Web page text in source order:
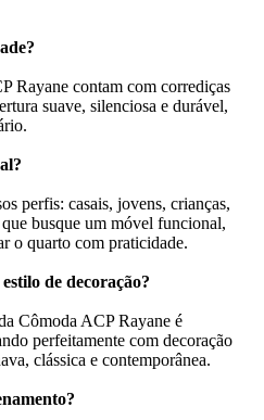
Rayane contam com corrediças
suave, silenciosa e durável,
perfis: casais, jovens, crianças,
busque um móvel funcional,
o quarto com praticidade.
de decoração?
Cômoda ACP Rayane é
perfeitamente com decoração
clássica e contemporânea.